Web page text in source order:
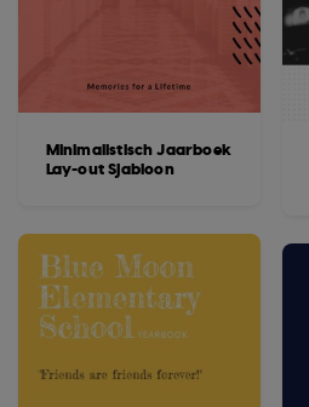
Minimalistisch Jaarboek
Lay-out Sjabloon